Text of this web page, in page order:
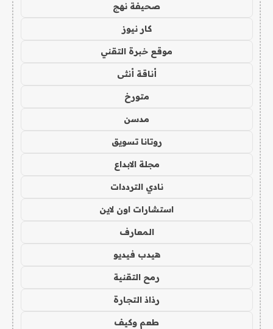
صحيفة نهج
كار نيوز
موقع خبرة التقني
أناقة أنثى
متورخ
مدسن
روتانا تسويق
مجلة الابداع
نادي الترددات
استشارات اون لاين
المعارف
هيدب فيديو
رمح التقنية
رذاذ التجارة
طعم وكيف